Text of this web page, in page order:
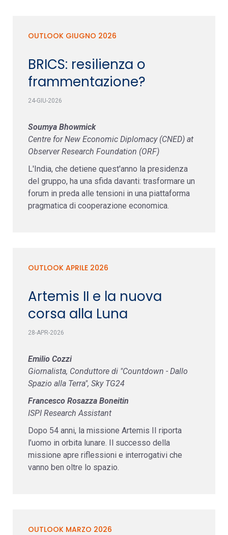
OUTLOOK GIUGNO 2026
BRICS: resilienza o
frammentazione?
24-GIU-2026
Soumya Bhowmick
Centre for New Economic Diplomacy (CNED) at
Observer Research Foundation (ORF)
L'India, che detiene quest'anno la presidenza
del gruppo, ha una sfida davanti: trasformare un
forum in preda alle tensioni in una piattaforma
pragmatica di cooperazione economica.
OUTLOOK APRILE 2026
Artemis II e la nuova
corsa alla Luna
28-APR-2026
Emilio Cozzi
Giornalista, Conduttore di "Countdown - Dallo
Spazio alla Terra", Sky TG24
Francesco Rosazza Boneitin
ISPI Research Assistant
Dopo 54 anni, la missione Artemis II riporta
l’uomo in orbita lunare. Il successo della
missione apre riflessioni e interrogativi che
vanno ben oltre lo spazio.
OUTLOOK MARZO 2026